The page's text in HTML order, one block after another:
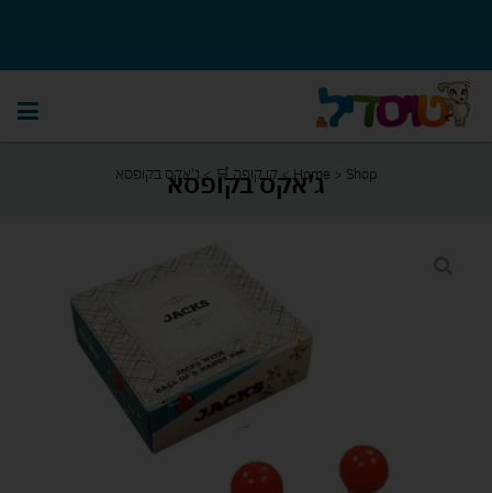
Home > Shop
>קו קופה 🛒 >ג'אקס בקופסאג'אקס בקופסא